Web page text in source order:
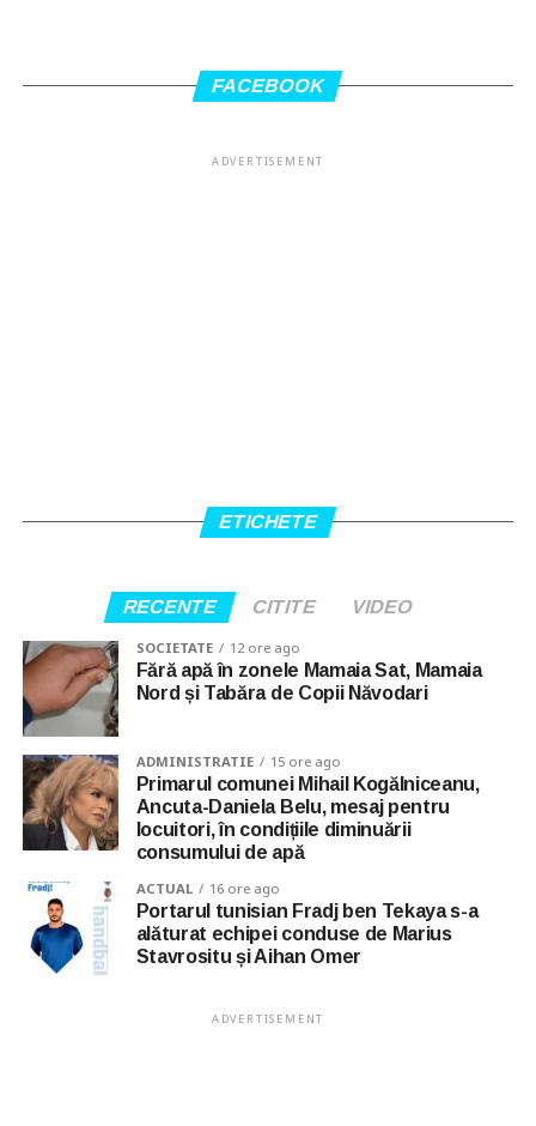
FACEBOOK
ADVERTISEMENT
ETICHETE
RECENTE CITITE VIDEO
SOCIETATE 12 ore ago
Fără apă în zonele Mamaia Sat, Mamaia
Nord și Tabăra de Copii Năvodari
ADMINISTRATIE 15 ore ago
Primarul comunei Mihail Kogălniceanu,
Ancuta-Daniela Belu, mesaj pentru
locuitori, în condițiile diminuării
consumului de apă
ACTUAL 16 ore ago
Portarul tunisian Fradj ben Tekaya s-a
alăturat echipei conduse de Marius
Stavrositu și Aihan Omer
ADVERTISEMENT